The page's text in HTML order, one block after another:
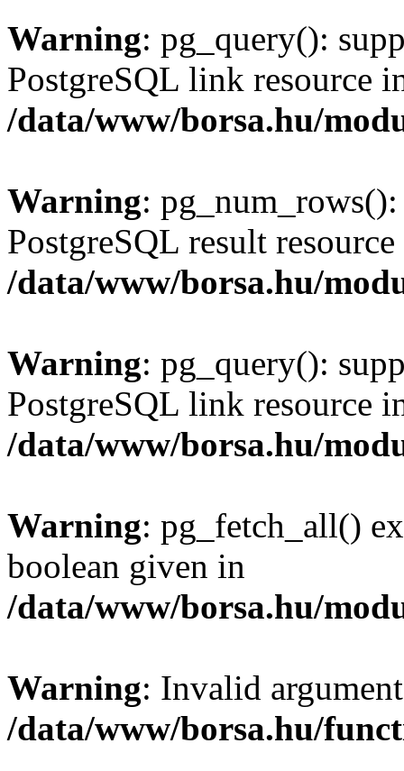
Warning: pg_query():
PostgreSQL link resource
/data/www/borsa.hu/
Warning:
PostgreSQL result
/data/www/borsa.hu/
Warning: pg_query():
PostgreSQL link resource
/data/www/borsa.hu/
Warning: pg_fetch_all()
boolean given in
/data/www/borsa.hu/
Warning: Invalid
/data/www/borsa.hu/